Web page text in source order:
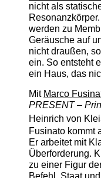
nicht als
werden zu
Geräusche auf
nicht draußen,
ein. So entsteht
ein Haus, das
Mit Marco
PRESENT –
Heinrich von
Fusinato kommt
Er arbeitet mit
Überforderung.
zu einer Figur
Befehl, Staat